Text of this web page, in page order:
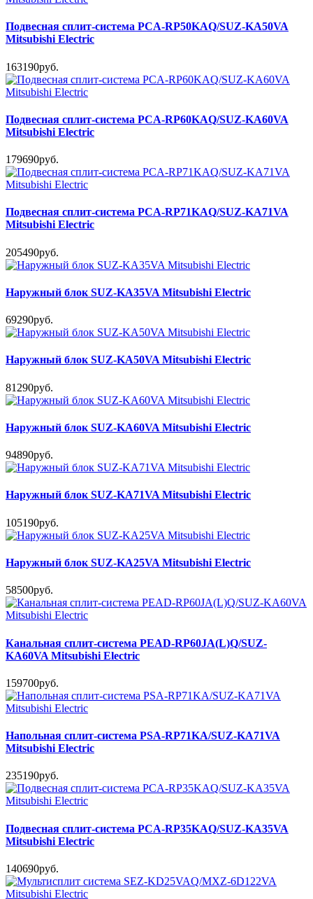
Подвесная сплит-система PCA-RP50KAQ/SUZ-KA50VA
Mitsubishi Electric
163190руб.
Подвесная сплит-система PCA-RP60KAQ/SUZ-KA60VA
Mitsubishi Electric
179690руб.
Подвесная сплит-система PCA-RP71KAQ/SUZ-KA71VA
Mitsubishi Electric
205490руб.
Наружный блок SUZ-KA35VA Mitsubishi Electric
69290руб.
Наружный блок SUZ-KA50VA Mitsubishi Electric
81290руб.
Наружный блок SUZ-KA60VA Mitsubishi Electric
94890руб.
Наружный блок SUZ-KA71VA Mitsubishi Electric
105190руб.
Наружный блок SUZ-KA25VA Mitsubishi Electric
58500руб.
Канальная сплит-система PEAD-RP60JA(L)Q/SUZ-
KA60VA Mitsubishi Electric
159700руб.
Напольная сплит-система PSA-RP71KA/SUZ-KA71VA
Mitsubishi Electric
235190руб.
Подвесная сплит-система PCA-RP35KAQ/SUZ-KA35VA
Mitsubishi Electric
140690руб.